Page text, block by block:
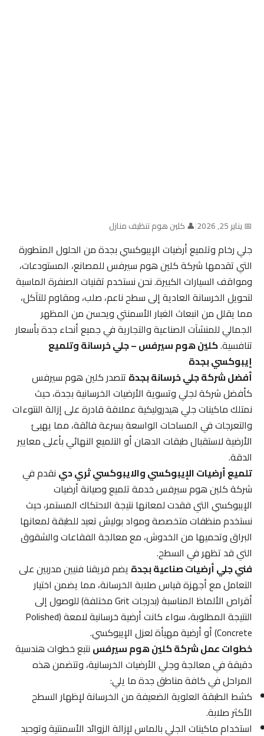
📅 يناير 25, 2026 |👤 كلين هوم تنظيف منازل
جلي رخام وتلميع أرضيات الإيبوكسي بجدة من الحلول المتطورة
التي تقدمها شركة كلين هوم سيرفس للمصانع، المستودعات،
ومواقف السيارات الكبيرة. نحن نستخدم تقنيات الصنفرة الماسية
لتحويل الخرسانة العادية إلى سطح ناعم، صلب، ومقاوم للتآكل،
مما يقلل من انبعاث الغبار الأسمنتي ويحسن من المظهر
الجمالي للمنشآت الصناعية والتجارية في جميع أنحاء جدة بأسعار
تنافسية.كلين هوم سيرفس – جلي خرسانة وتلميع
إيبوكسي بجدة
أفضل شركة جلي خرسانة بجدةتتصدر كلين هوم سيرفس
كأفضل شركة لجلي وتسوية الأرضيات الخرسانية بجدة، حيث
نمتلك ماكينات جلي هيدروليكية عملاقة قادرة على إزالة النتوءات
والتعرجات في المساحات الواسعة بسرعة فائقة، مما يهيئ
الأرضية لاستقبال طبقات الدهان أو التلميع النهائي بأعلى معايير
الدقة.
تلميع أرضيات الإيبوكسي والايبوكسي ثري دينقدم في
شركة كلين هوم سيرفس خدمة تلميع وصيانة أرضيات
الإيبوكسي التي فقدت لمعانها نتيجة الاحتكاك المستمر، حيث
نستخدم منظفات متخصصة ومواد بوليش تعيد للطبقة لمعانها
البراق وتحميها من الخدوش، مع معالجة الفقاعات والشقوق
التي قد تظهر في السطح.
فني جلي أرضيات صناعية بجدةيضم فريقنا فنيين مدربين على
التعامل مع أجهزة قياس صلابة الخرسانة، مما يضمن اختيار
أقراص الألماظ المناسبة (بدرجات Grit مختلفة) للوصول إلى
النتيجة المطلوبة، سواء كانت أرضية خرسانية لامعة (Polished
Concrete) أو أرضية مهيأة لعزل الإيبوكسي.
خطوات عمل شركة كلين هوم سيرفسنتبع خطوات هندسية
دقيقة في معالجة وجلي الأرضيات الخرسانية، وتتضمن هذه
المراحل في كافة مناطق جدة ما يلي:
كشط الطبقة العلوية الضعيفة من الخرسانة لإظهار السطح
الأكثر صلابة.
استخدام ماكينات الجلي بالماس لإزالة الزوائد الأسمنتية وتوحيد